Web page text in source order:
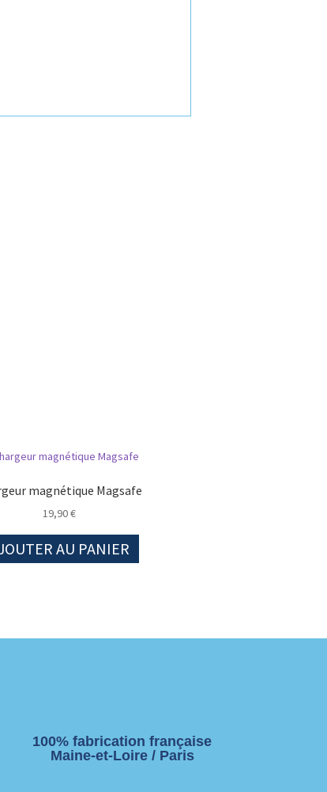
magnétique Magsafe
19,90€
AU PANIER
100% fabrication française
Maine-et-Loire / Paris